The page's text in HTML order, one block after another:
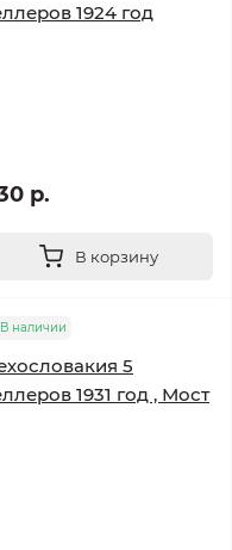
1924 год
р.
В корзину
В наличии
5
1931 год , Мост